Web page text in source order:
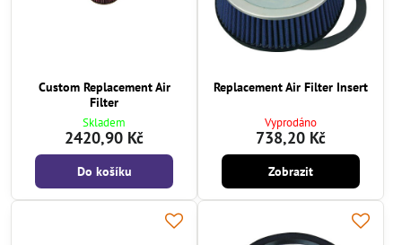
Custom Replacement Air
Filter
Skladem
2420,90 Kč
Do košíku
Replacement Air Filter Insert
Vyprodáno
738,20 Kč
Zobrazit